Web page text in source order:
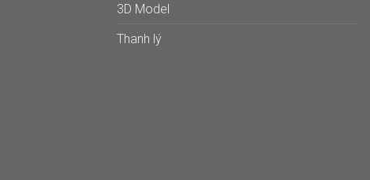
3D Model
Thanh lý